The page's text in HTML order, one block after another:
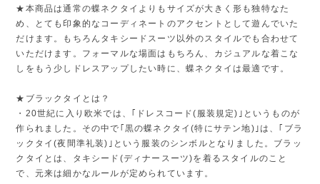
★本商品は通常の蝶ネクタイよりもサイズが大きく形も独特なた
め、とても印象的なコーディネートのアクセントとして遊んでいた
だけます。もちろんタキシードスーツ以外のスタイルでも合わせて
いただけます。フォーマルな場面はもちろん、カジュアルな着こな
しをもう少しドレスアップしたい時に、蝶ネクタイは最適です。
★ブラックタイとは？
・20世紀に入り欧米では、｢ドレスコード(服装規定)｣というものが
作られました。その中で｢黒の蝶ネクタイ(特にサテン地)｣は、｢ブラ
ックタイ(夜間準礼装)｣という服装のシンボルとなりました。ブラッ
クタイとは、タキシード(ディナースーツ)を着るスタイルのこと
で、元来は細かなルールが定められています。